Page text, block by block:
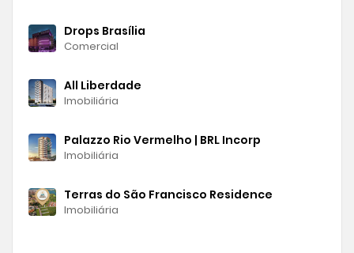
Drops Brasília
Comercial
All Liberdade
Imobiliária
Palazzo Rio Vermelho | BRL Incorp
Imobiliária
Terras do São Francisco Residence
Imobiliária